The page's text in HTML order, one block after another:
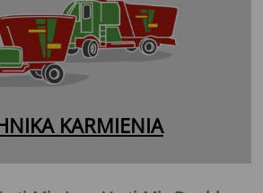
KARMIENIA